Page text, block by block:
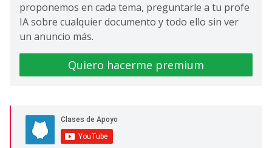
proponemos en cada tema, preguntarle a tu profe
IA sobre cualquier documento y todo ello sin ver
un anuncio más.
Quiero hacerme premium